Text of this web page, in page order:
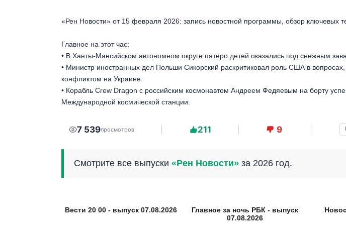
«Рен Новости» от 15 февраля 2026: запись новостной программы, обзор ключевых
Главное на этот час:
• В Ханты-Мансийском автономном округе пятеро детей оказались под снежным
• Министр иностранных дел Польши Сикорский раскритиковал роль США в вопросах,
конфликтом на Украине.
• Корабль Crew Dragon с российским космонавтом Андреем Федяевым на борту
Международной космической станции.
7 539просмотров 211 9
Смотрите все выпуски «Рен Новости» за 2026 год.
Вести 20 00 - выпуск 07.08.2026
Главное за ночь РБК - выпуск
07.08.2026